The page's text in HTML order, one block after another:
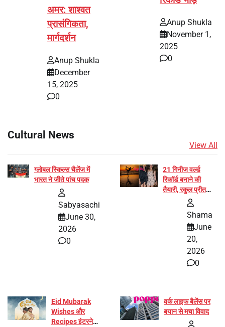
अमर: शाश्वत
प्रासंगिकता,
मार्गदर्शन
Anup Shukla
December
15, 2025
0
Anup Shukla
November 1,
2025
0
Cultural News
View All
ग्लोबल स्किल्स चैलेंज में
भारत ने जीते पांच पदक
Sabyasachi
June 30,
2026
0
21 गिनीज वर्ल्ड
रिकॉर्ड बनाने की
तैयारी, रकुल प्रीत
और प्रज्ञा जायसवाल
बनीं योग अभियान का
Shama
June
20,
2026
0
Eid Mubarak
Wishes और
Recipes इंटरनेट
वर्क लाइफ बैलेंस पर
बयान से मचा विवाद